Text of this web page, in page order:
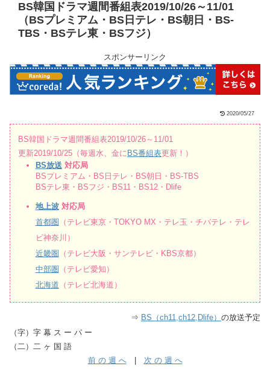
BS韓国ドラマ週間番組表2019/10/26～11/01
（BSプレミアム・BS日テレ・BS朝日・BS-
TBS・BSテレ東・BSフジ）
スポンサーリンク
2020/05/27
BS韓国ドラマ週間番組表2019/10/26～11/01
更新2019/10/25（毎週水、金に BS番組表更新！）
BS放送 対応局
BSプレミアム・BS日テレ・BS朝日・BS-TBS
BSテレ東・BSフジ・BS11・BS12・Dlife
地上波対応局
首都圏 （テレビ東京・TOKYO MX・テレ玉・チバテレ・テレ
ビ神奈川）
近畿圏 （テレビ大阪・サンテレビ・KBS京都）
中部圏 （テレビ愛知）
北海道 （テレビ北海道）
⇒ BS（ch11,ch12,Dlife） の放送予定
（字）字 幕 ス ー パ ー
（二）二 ヶ 国 語
前 の 週 へ| 次 の 週 へ